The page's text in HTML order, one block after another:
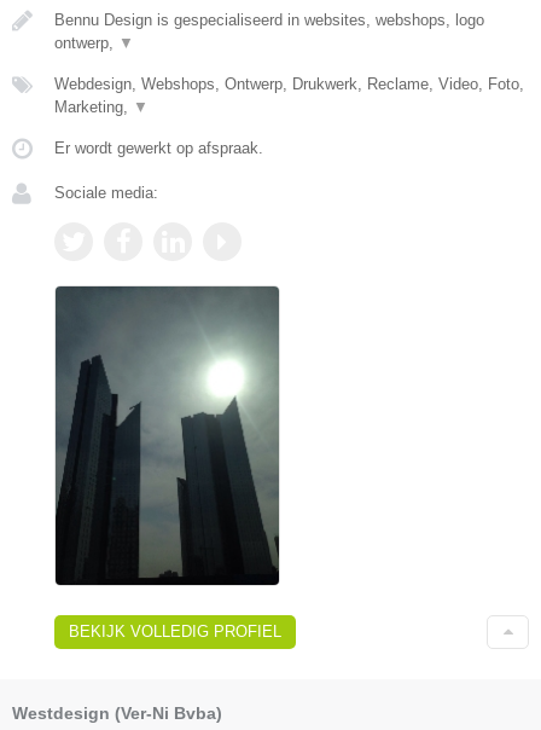
Bennu Design is gespecialiseerd in websites, webshops, logo
ontwerp, ▼
Webdesign, Webshops, Ontwerp, Drukwerk, Reclame, Video, Foto,
Marketing, ▼
Er wordt gewerkt op afspraak.
Sociale media:
BEKIJK VOLLEDIG PROFIEL
Westdesign (Ver-Ni Bvba)